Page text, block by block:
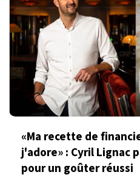
«Ma recette de
j'adore» : Cyril Lignac
pour un goûter réussi